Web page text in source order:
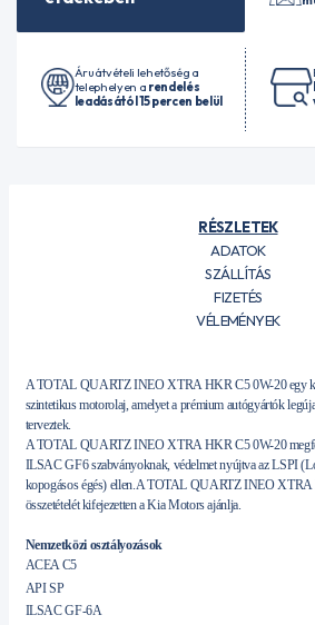
Áruátvételi lehetőség a
telephelyen a rendelés
leadásától 15 percen belül
RÉSZLETEK
ADATOK
SZÁLLÍTÁS
FIZETÉS
VÉLEMÉNYEK
A TOTAL QUARTZ INEO XTRA HKR C5 0W-20 egy
szintetikus motorolaj, amelyet a prémium autógyártók
terveztek.
A TOTAL QUARTZ INEO XTRA HKR C5 0W-20
ILSAC GF6 szabványoknak, védelmet nyújtva az LSPI
kopogásos égés) ellen.A TOTAL QUARTZ INEO
összetételét kifejezetten a Kia Motors ajánlja.
Nemzetközi osztályozások
ACEA C5
API SP
ILSAC GF-6A